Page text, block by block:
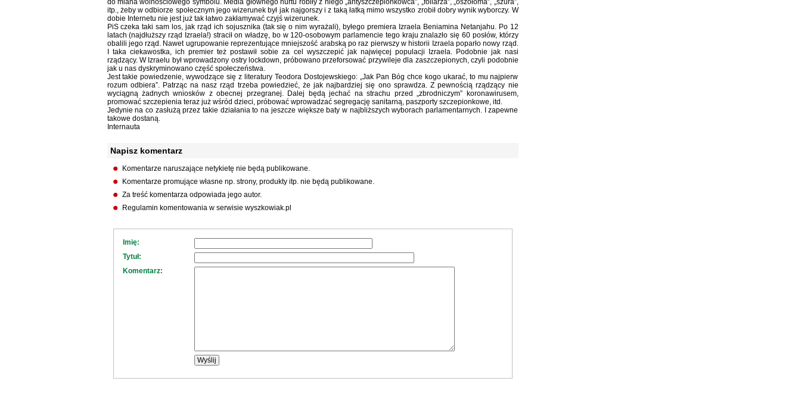
do miana wolnościowego symbolu. Media głównego nurtu robiły z niego „antyszczepionkowca”, „foliarza”, „oszołoma”, „szura”,
itp., żeby w odbiorze społecznym jego wizerunek był jak najgorszy i z taką łatką mimo wszystko zrobił dobry wynik wyborczy. W
dobie Internetu nie jest już tak łatwo zakłamywać czyjś wizerunek.
PiS czeka taki sam los, jak rząd ich sojusznika (tak się o nim wyrażali), byłego premiera Izraela Beniamina Netanjahu. Po 12
latach (najdłuższy rząd Izraela!) stracił on władzę, bo w 120-osobowym parlamencie tego kraju znalazło się 60 posłów, którzy
obalili jego rząd. Nawet ugrupowanie reprezentujące mniejszość arabską po raz pierwszy w historii Izraela poparło nowy rząd.
I taka ciekawostka, ich premier też postawił sobie za cel wyszczepić jak najwięcej populacji Izraela. Podobnie jak nasi
rządzący. W Izraelu był wprowadzony ostry lockdown, próbowano przeforsować przywileje dla zaszczepionych, czyli podobnie
jak u nas dyskryminowano część społeczeństwa.
Jest takie powiedzenie, wywodzące się z literatury Teodora Dostojewskiego: „Jak Pan Bóg chce kogo ukarać, to mu najpierw
rozum odbiera”. Patrząc na nasz rząd trzeba powiedzieć, że jak najbardziej się ono sprawdza. Z pewnością rządzący nie
wyciągną żadnych wniosków z obecnej przegranej. Dalej będą jechać na strachu przed „zbrodniczym” koronawirusem,
promować szczepienia teraz już wśród dzieci, próbować wprowadzać segregację sanitarną, paszporty szczepionkowe, itd.
Jedynie na co zasłużą przez takie działania to na jeszcze większe baty w najbliższych wyborach parlamentarnych. I zapewne
takowe dostaną.
Internauta
Napisz komentarz
Komentarze naruszające netykietę nie będą publikowane.
Komentarze promujące własne np. strony, produkty itp. nie będą publikowane.
Za treść komentarza odpowiada jego autor.
Regulamin komentowania w serwisie wyszkowiak.pl
Imię:
Tytuł:
Komentarz: